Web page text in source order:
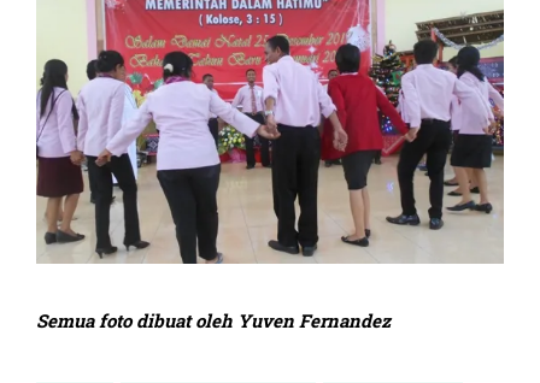
Semua foto dibuat oleh Yuven Fernandez